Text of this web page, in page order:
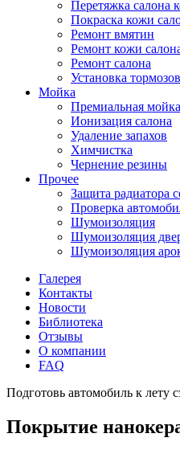
Перетяжка салона
Покраска кожи
Ремонт вмятин
Ремонт кожи
Ремонт салона
Установка
Мойка
Премиальная мойка
Ионизация салона
Удаление запахов
Химчистка
Чернение резины
Прочее
Защита радиатора
Проверка
Шумоизоляция
Шумоизоляция
Шумоизоляция
Галерея
Контакты
Новости
Библиотека
Отзывы
О компании
FAQ
Подготовь автомобиль к лету
Покрытие